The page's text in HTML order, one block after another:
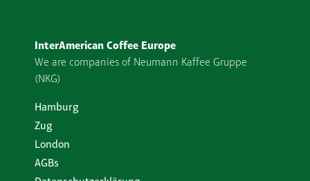
InterAmerican Coffee Europe
We are companies of Neumann Kaffee Gruppe
(NKG)
Hamburg
Zug
London
AGBs